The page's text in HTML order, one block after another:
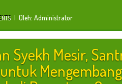
| Oleh: Administrator
Syekh Mesir,